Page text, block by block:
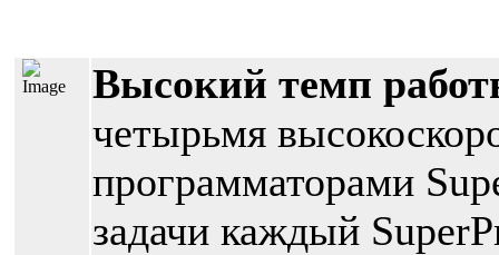
Высокий темп
четырьмя
программаторами
задачи каждый